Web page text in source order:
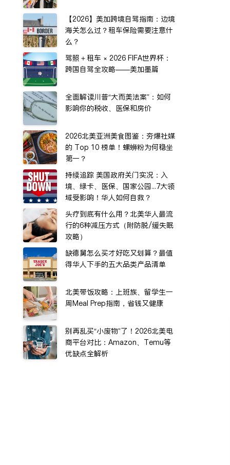
【2026】美加跨境自驾指南：边境
海关怎么过？租车保险需要注意什
么？
驾照＋租车 × 2026 FIFA世界杯：
跨国自驾全攻略——美加墨篇
全面解读川普“大而美法案”：如何
影响你的税收、医保和房价
2026北美亚洲美食图鉴：夯爆社媒
的 Top 10 榜单！螺蛳粉为何稳坐
第一？
持续追踪 美国政府关门实况：入
境、绿卡、医保、国家公园...7大领
域受影响！华人如何自救？
头疗到底有什么用？北美华人最流
行的6种减压方式（附防脱/缓失眠
攻略）
缺德舅怎么买才好吃又划算？最值
得华人下手的五大品类产品清单
北美带饭攻略：上班族、留学生一
周Meal Prep指南，省钱又健康
别再乱买“小废物”了！2026北美电
商平台对比：Amazon、Temu等
优缺点全解析